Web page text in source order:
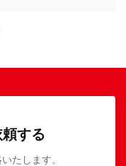
する
たします。